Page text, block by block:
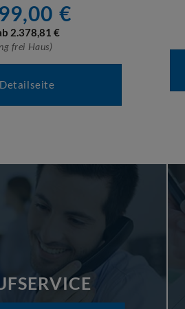
€
2.378,81 €
frei Haus)